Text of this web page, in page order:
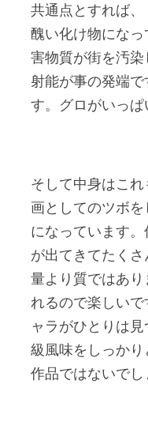
共通点とすれば
醜い化け物にな
害物質が街を汚
射能が事の発端
す。グロがいっ
そして中身はこ
画としてのツボ
になっています
が出てきてたく
量より質ではあ
れるので楽しい
ャラがひとりは
級風味をしっか
作品ではないでし